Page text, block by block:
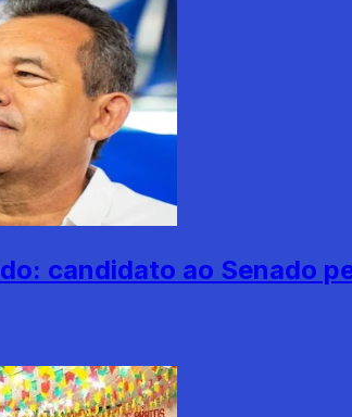
candidato ao Senado